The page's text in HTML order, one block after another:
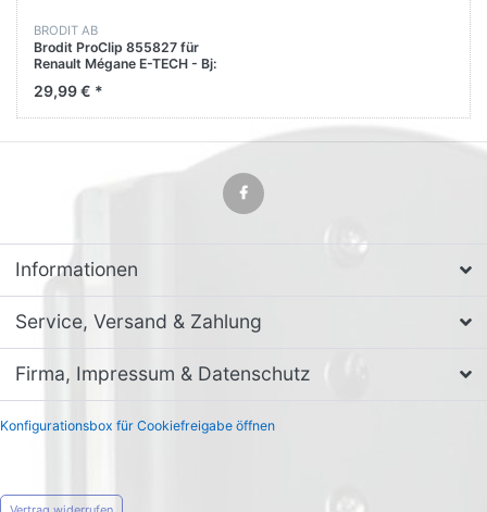
BRODIT AB
Brodit ProClip 855827 für
Renault Mégane E-TECH - Bj:
Left
29,99 € *
Informationen
Service, Versand & Zahlung
Firma, Impressum & Datenschutz
Konfigurationsbox für Cookiefreigabe öffnen